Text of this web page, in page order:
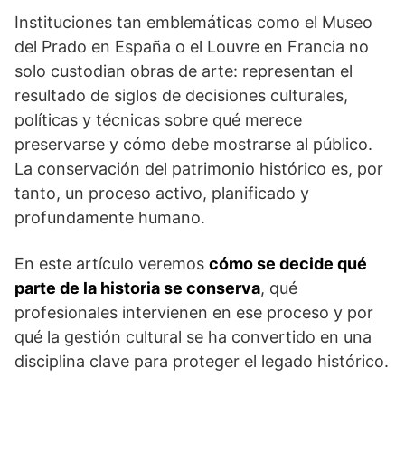
Instituciones tan emblemáticas como el Museo
del Prado en España o el Louvre en Francia no
solo custodian obras de arte: representan el
resultado de siglos de decisiones culturales,
políticas y técnicas sobre qué merece
preservarse y cómo debe mostrarse al público.
La conservación del patrimonio histórico es, por
tanto, un proceso activo, planificado y
profundamente humano.
En este artículo veremos cómo se decide qué
parte de la historia se conserva, qué
profesionales intervienen en ese proceso y por
qué la gestión cultural se ha convertido en una
disciplina clave para proteger el legado histórico.